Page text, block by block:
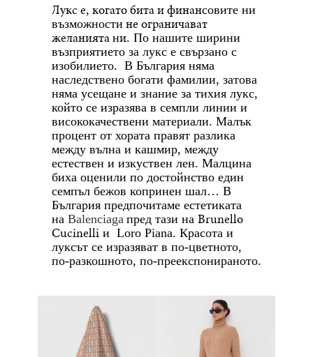
Лукс е, когато бита и финансовите ни
възможности не ограничават
желанията ни. По нашите ширини
възприятието за лукс е свързано с
изобилието. В България няма
наследствено богати фамилии, затова
няма усещане и знание за тихия лукс,
който се изразява в семпли линии и
висококачествени материали. Малък
процент от хората правят разлика
между вълна и кашмир, между
естествен и изкуствен лен. Малцина
биха оценили по достойнство един
семпъл бежов копринен шал… В
България предпочитаме естетиката
на Balenciaga пред тази на Brunello
Cucinelli и Loro Piana. Красота и
луксът се изразяват в по-цветното,
по-разкошното, по-преекспонираното.